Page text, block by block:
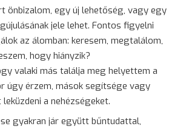
önbizalom, egy új lehetőség, vagy egy
jele lehet. Fontos figyelni
az álomban: keresem, megtalálom,
hogy hiányzik?
valaki más találja meg helyettem a
úgy érzem, mások segítsége vagy
a nehézségeket.
gyakran jár együtt bűntudattal,